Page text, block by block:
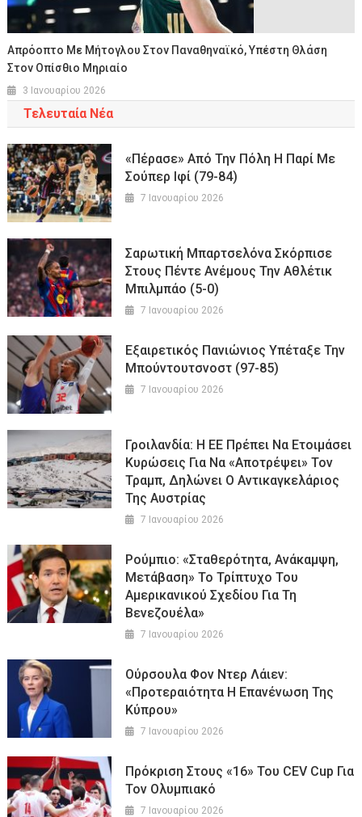
Απρόοπτο Με Μήτογλου Στον Παναθηναϊκό, Υπέστη Θλάση
Στον Οπίσθιο Μηριαίο
3 Ιανουαρίου 2026
Τελευταία Νέα
«Πέρασε» Από Την Πόλη Η Παρί Με
Σούπερ Ιφί (79-84)
7 Ιανουαρίου 2026
Σαρωτική Μπαρτσελόνα Σκόρπισε
Στους Πέντε Ανέμους Την Αθλέτικ
Μπιλμπάο (5-0)
7 Ιανουαρίου 2026
Εξαιρετικός Πανιώνιος Υπέταξε Την
Μπούντουτσνοστ (97-85)
7 Ιανουαρίου 2026
Γροιλανδία: Η ΕΕ Πρέπει Να Ετοιμάσει
Κυρώσεις Για Να «αποτρέψει» Τον
Τραμπ, Δηλώνει Ο Αντικαγκελάριος
Της Αυστρίας
7 Ιανουαρίου 2026
Ρούμπιο: «Σταθερότητα, Ανάκαμψη,
Μετάβαση» Το Τρίπτυχο Του
Αμερικανικού Σχεδίου Για Τη
Βενεζουέλα»
7 Ιανουαρίου 2026
Ούρσουλα Φον Ντερ Λάιεν:
«Προτεραιότητα Η Επανένωση Της
Κύπρου»
7 Ιανουαρίου 2026
Πρόκριση Στους «16» Του CEV Cup Για
Τον Ολυμπιακό
7 Ιανουαρίου 2026